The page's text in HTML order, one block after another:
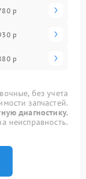
р
р
р
без учета
запчастей.
диагностику.
неисправность.